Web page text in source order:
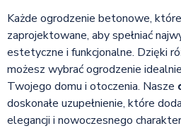
Każde ogrodzenie betonowe,
zaprojektowane, aby spełniać
estetyczne i funkcjonalne. Dzięki
możesz wybrać ogrodzenie
Twojego domu i otoczenia. Nasze
doskonałe uzupełnienie, które
elegancji i nowoczesnego